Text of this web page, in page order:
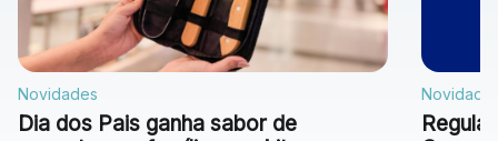
Novidades
Dia dos Pais ganha sabor de